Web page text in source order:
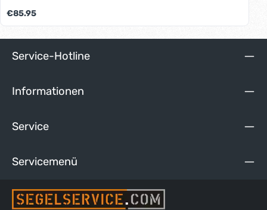
Polsterung.
Regulärer Preis:
€85.95
Service-Hotline
Informationen
Service
Servicemenü